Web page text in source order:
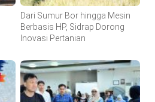
Dari Sumur Bor hingga Mesin
Berbasis HP, Sidrap Dorong
Inovasi Pertanian